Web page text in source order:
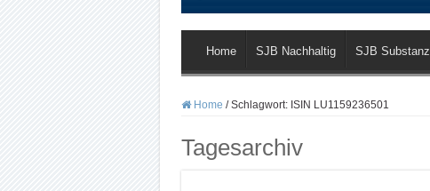
Home SJB Nachhaltig SJB Substanz
Home / Schlagwort: ISIN LU1159236501
Tagesarchiv